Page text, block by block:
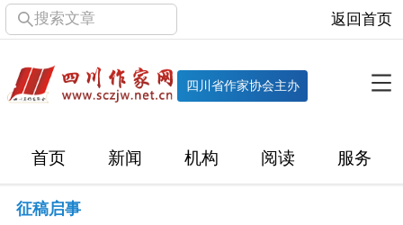
搜索文章 返回首页
四川省作家协会主办
首页 新闻 机构 阅读 服务
机构
直属单位 团体会员 主管社团 专门委员会
历届主席团
征稿启事